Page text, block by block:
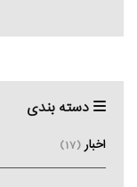
دسته بندی
اخبار(17)